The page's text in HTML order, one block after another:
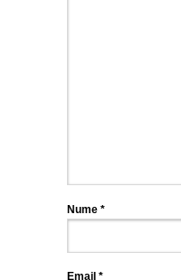
Nume *
Email *